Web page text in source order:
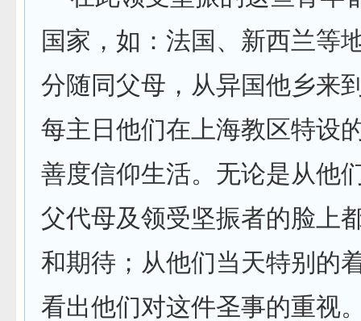
国家，如：法国、新西兰等
分随同父母，从异国他乡来
每主日他们在上海教区特设
善度信仰生活。无论是从他
父代母及领受坚振者的脸上
和期待；从他们当天特别的
看出他们对这件圣事的重视